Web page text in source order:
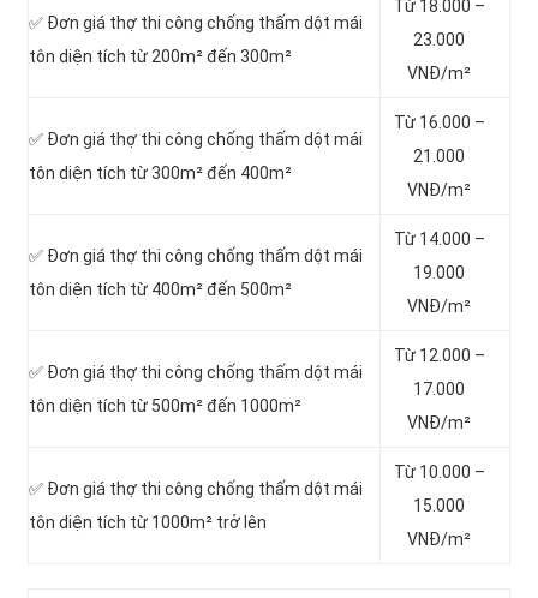
✅ Đơn giá thợ thi công chống thấm dột mái
tôn diện tích từ 200m² đến 300m²
Từ 18.000 –
23.000
VNĐ/m²
✅ Đơn giá thợ thi công chống thấm dột mái
tôn diện tích từ 300m² đến 400m²
Từ 16.000 –
21.000
VNĐ/m²
✅ Đơn giá thợ thi công chống thấm dột mái
tôn diện tích từ 400m² đến 500m²
Từ 14.000 –
19.000
VNĐ/m²
✅ Đơn giá thợ thi công chống thấm dột mái
tôn diện tích từ 500m² đến 1000m²
Từ 12.000 –
17.000
VNĐ/m²
✅ Đơn giá thợ thi công chống thấm dột mái
tôn diện tích từ 1000m² trở lên
Từ 10.000 –
15.000
VNĐ/m²